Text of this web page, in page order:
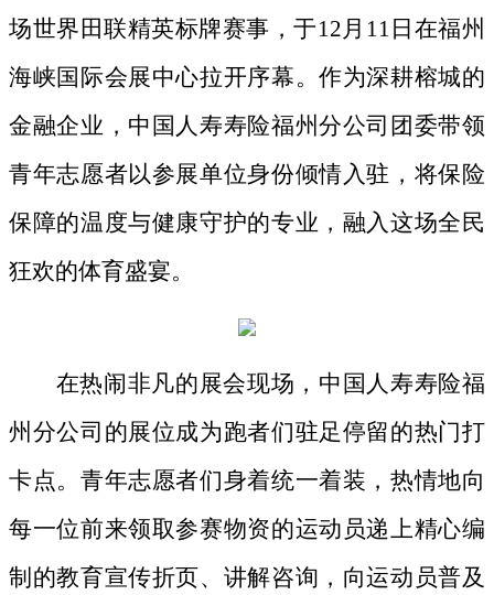
场世界田联精英标牌赛事，于12月11日在福州
海峡国际会展中心拉开序幕。作为深耕榕城的
金融企业 ，中国人寿寿险福州分公司 团委带领
青年志愿者以参展单位身份倾情入驻，将保险
保障的温度与健康守护的专业，融入这场全民
狂欢的体育盛宴。
在热闹非凡的展会现场 ，中国人寿寿险福
州分公司的展位成为跑者们驻足停留的热门打
卡点。 青年志愿者们身着统一着装，热情地向
每一位前来领取参赛物资的运动员递上精心编
制的教育宣传折页、讲解咨询，向运动员普及